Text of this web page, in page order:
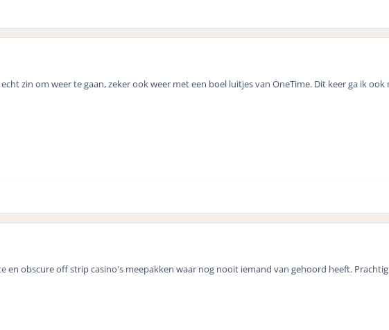
zin om weer te gaan, zeker ook weer met een boel luitjes van OneTime. Dit keer ga ik
en obscure off strip casino's meepakken waar nog nooit iemand van gehoord heeft.